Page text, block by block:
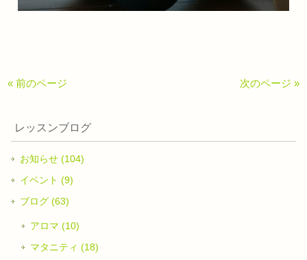
« 前のページ 次のページ »
レッスンブログ
お知らせ (104)
イベント (9)
ブログ (63)
アロマ (10)
マタニティ (18)